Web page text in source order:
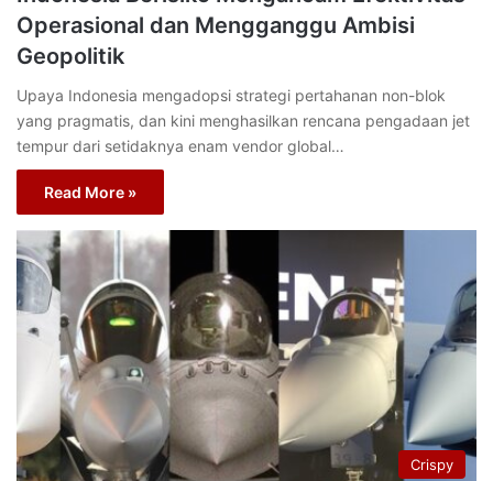
Operasional dan Mengganggu Ambisi
Geopolitik
Upaya Indonesia mengadopsi strategi pertahanan non-blok
yang pragmatis, dan kini menghasilkan rencana pengadaan jet
tempur dari setidaknya enam vendor global…
Read More »
Crispy